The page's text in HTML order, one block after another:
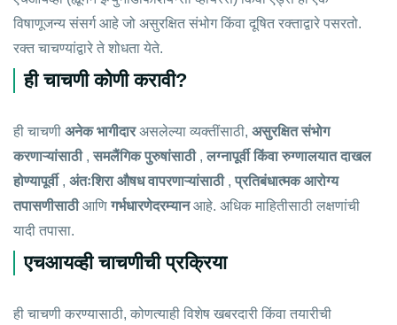
विषाणूजन्य संसर्ग आहे जो असुरक्षित संभोग किंवा दूषित रक्ताद्वारे पसरतो.
रक्त चाचण्यांद्वारे ते शोधता येते.
ही चाचणी कोणी करावी?
ही चाचणी अनेक भागीदारअसलेल्या व्यक्तींसाठी, असुरक्षित संभोग
करणाऱ्यांसाठी,समलैंगिक पुरुषांसाठी,लग्नापूर्वी किंवा रुग्णालयात दाखल
होण्यापूर्वी, अंतःशिरा औषध वापरणाऱ्यांसाठी,प्रतिबंधात्मक आरोग्य
तपासणीसाठीआणिगर्भधारणेदरम्यानआहे. अधिक माहितीसाठी लक्षणांची
यादी तपासा.
एचआयव्ही चाचणीची प्रक्रिया
ही चाचणी करण्यासाठी, कोणत्याही विशेष खबरदारी किंवा तयारीची